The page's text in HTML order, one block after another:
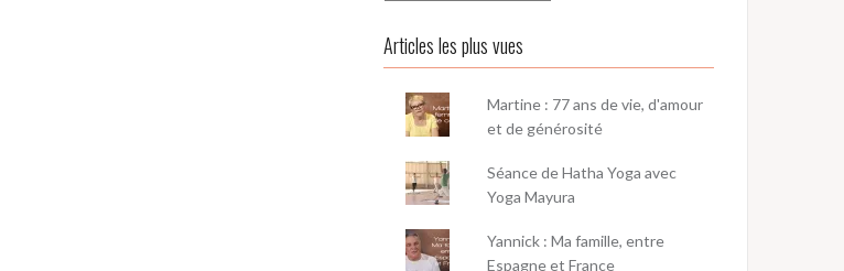
Articles les plus vues
Martine : 77 ans de vie, d'amour
et de générosité
Séance de Hatha Yoga avec
Yoga Mayura
Yannick : Ma famille, entre
Espagne et France